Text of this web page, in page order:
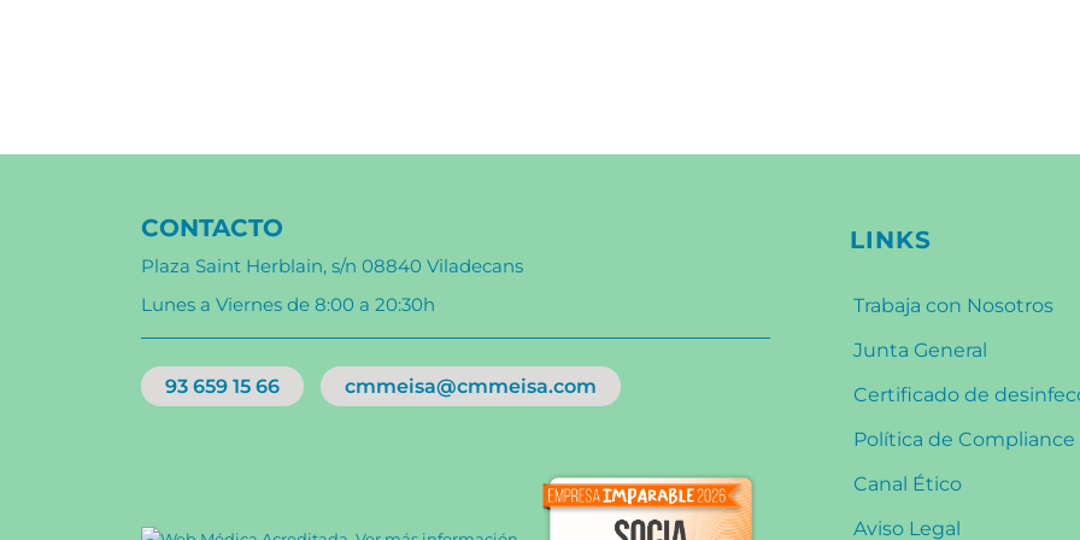
CONTACTO
Plaza Saint Herblain, s/n 08840 Viladecans
Lunes a Viernes de 8:00 a 20:30h
93 659 15 66 cmmeisa@cmmeisa.com
LINKS
Trabaja con Nosotros
Junta General
Certificado de
Política de Compliance
Canal Ético
Aviso Legal